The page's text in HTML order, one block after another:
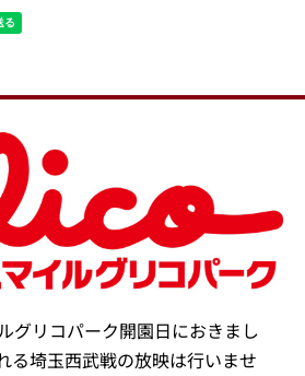
グリコパーク開園日におきまし
る埼玉西武戦の放映は行いませ